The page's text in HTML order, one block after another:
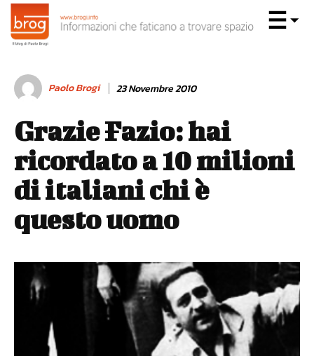
Paolo Brogi 23 Novembre 2010
Grazie Fazio: hai
ricordato a 10 milioni
di italiani chi è
questo uomo